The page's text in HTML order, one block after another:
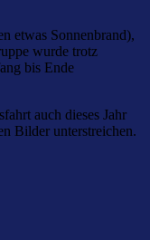
etwas Sonnenbrand),
wurde trotz
bis Ende
auch dieses Jahr
Bilder unterstreichen.